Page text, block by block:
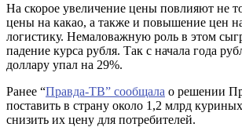
На скорое увеличение цены повлияют не
цены на какао, а также и повышение цен
логистику. Немаловажную роль в этом
падение курса рубля. Так с начала года
доллару упал на 29%.
Ранее “Правда-ТВ” сообщала о решении
поставить в страну около 1,2 млрд
снизить их цену для потребителей.